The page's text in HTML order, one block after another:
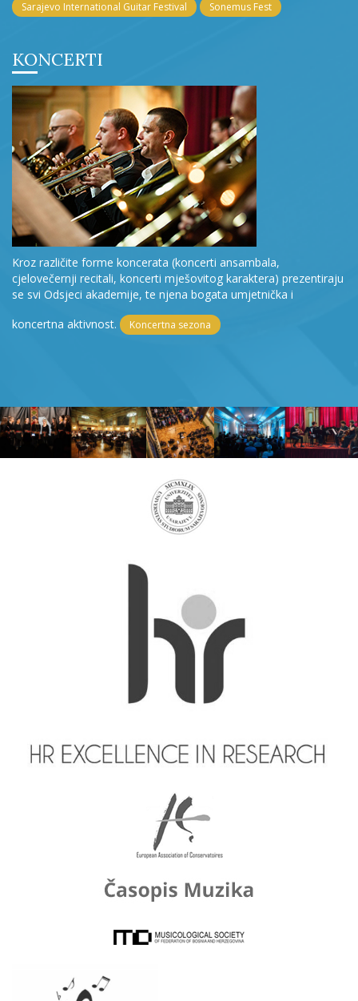
Sarajevo International Guitar Festival Sonemus Fest
KONCERTI
Kroz različite forme koncerata (koncerti ansambala,
cjelovečernji recitali, koncerti mješovitog karaktera) prezentiraju
se svi Odsjeci akademije, te njena bogata umjetnička i
koncertna aktivnost.
Koncertna sezona